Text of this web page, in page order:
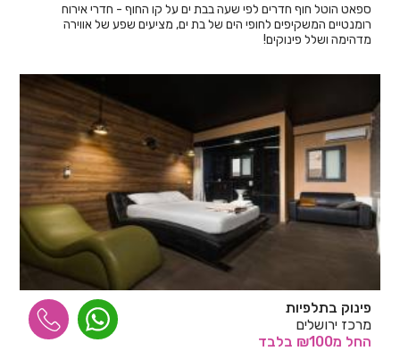
ספאט הוטל חוף חדרים לפי שעה בבת ים על קו החוף - חדרי אירוח
רומנטיים המשקיפים לחופי הים של בת ים, מציעים שפע של אווירה
מדהימה ושלל פינוקים!
פינוק בתלפיות
מרכז ירושלים
החל מ₪100 בלבד